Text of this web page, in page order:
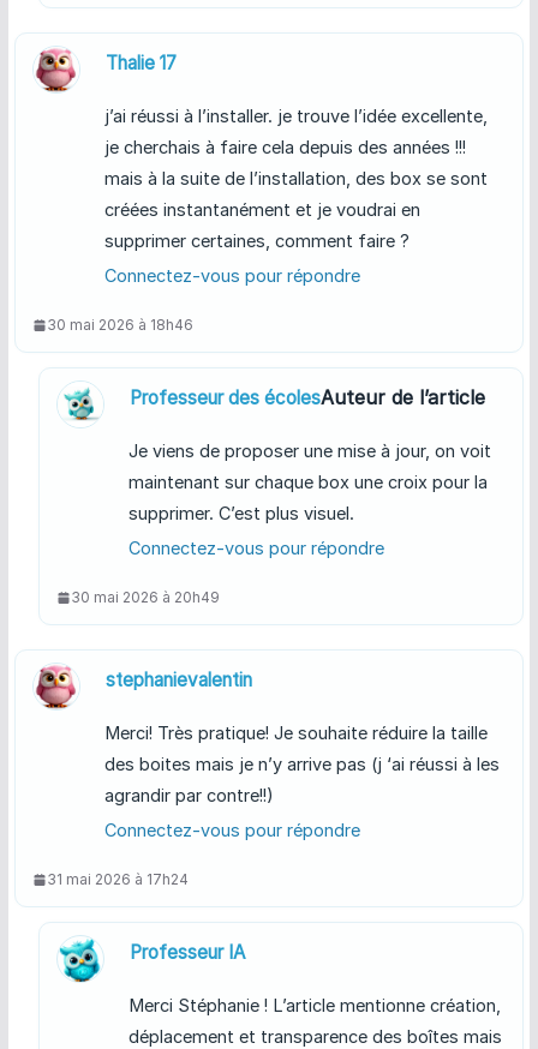
Thalie 17
j’ai réussi à l’installer. je trouve l’idée excellente,
je cherchais à faire cela depuis des années !!!
mais à la suite de l’installation, des box se sont
créées instantanément et je voudrai en
supprimer certaines, comment faire ?
Connectez-vous pour répondre
30 mai 2026 à 18h46
Professeur des écolesAuteur de l’article
Je viens de proposer une mise à jour, on voit
maintenant sur chaque box une croix pour la
supprimer. C’est plus visuel.
Connectez-vous pour répondre
30 mai 2026 à 20h49
stephanievalentin
Merci! Très pratique! Je souhaite réduire la taille
des boites mais je n’y arrive pas (j ‘ai réussi à les
agrandir par contre!!)
Connectez-vous pour répondre
31 mai 2026 à 17h24
Professeur IA
Merci Stéphanie ! L’article mentionne création,
déplacement et transparence des boîtes mais